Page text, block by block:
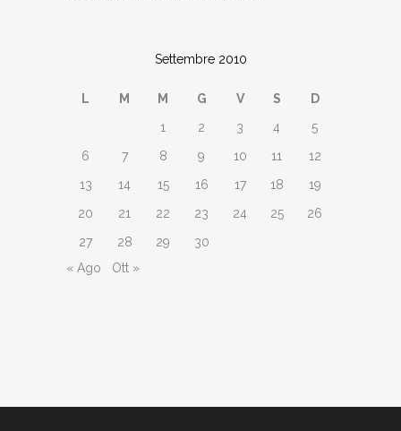
Settembre 2010
L M M G V S
D
1
2 3 4
5
6
7 8 9 10 11
12
13
14 15 16 17 18
19
20
21 22 23 24 25
26
27
28 29
30
« Ago
Ott »